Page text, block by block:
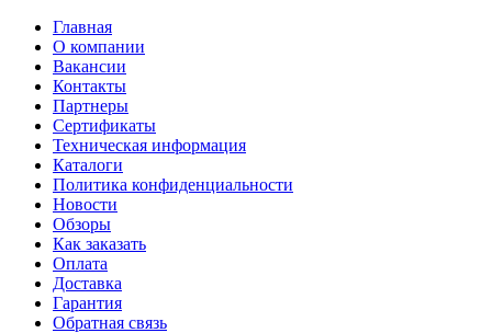
Главная
О компании
Вакансии
Контакты
Партнеры
Сертификаты
Техническая информация
Каталоги
Политика конфиденциальности
Новости
Обзоры
Как заказать
Оплата
Доставка
Гарантия
Обратная связь